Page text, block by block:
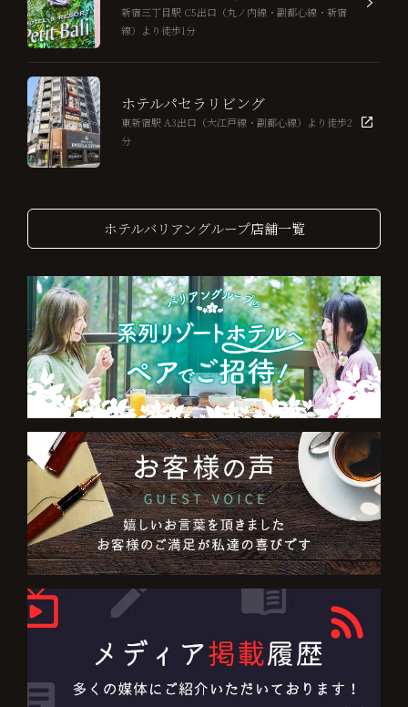
新宿三丁目駅 C5出口（丸ノ内線・副都心線・新宿
線）より徒歩1分
ホテルパセラリビング
東新宿駅 A3出口（大江戸線・副都心線）より徒歩2
分
ホテルバリアングループ店舗一覧